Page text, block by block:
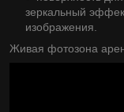
зеркальный
изображения.
Живая фотозона